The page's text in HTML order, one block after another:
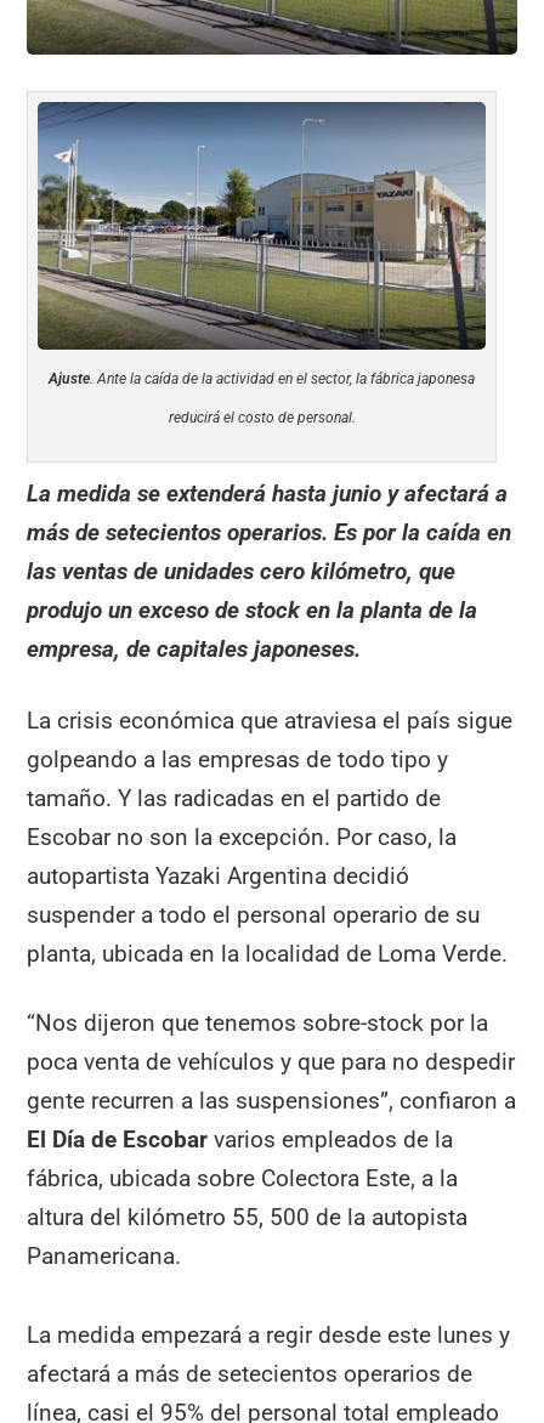
Ajuste. Ante la caída de la actividad en el sector, la fábrica japonesa
reducirá el costo de personal.
La medida se extenderá hasta junio y afectará a
más de setecientos operarios. Es por la caída en
las ventas de unidades cero kilómetro, que
produjo un exceso de stock en la planta de la
empresa, de capitales japoneses.
La crisis económica que atraviesa el país sigue
golpeando a las empresas de todo tipo y
tamaño. Y las radicadas en el partido de
Escobar no son la excepción. Por caso, la
autopartista Yazaki Argentina decidió
suspender a todo el personal operario de su
planta, ubicada en la localidad de Loma Verde.
“Nos dijeron que tenemos sobre-stock por la
poca venta de vehículos y que para no despedir
gente recurren a las suspensiones”, confiaron a
El Día de Escobar varios empleados de la
fábrica, ubicada sobre Colectora Este, a la
altura del kilómetro 55, 500 de la autopista
Panamericana.
La medida empezará a regir desde este lunes y
afectará a más de setecientos operarios de
línea, casi el 95% del personal total empleado